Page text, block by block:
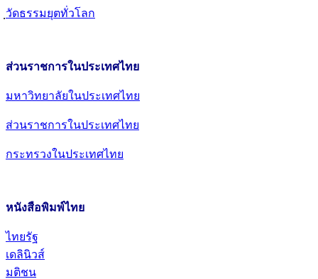
วัดธรรมยุตทั่วโลก
ส่วนราชการในประเทศไทย
มหาวิทยาลัยในประเทศไทย
ส่วนราชการในประเทศไทย
กระทรวงในประเทศไทย
หนังสือพิมพ์ไทย
ไทยรัฐ
เดลินิวส์
มติชน